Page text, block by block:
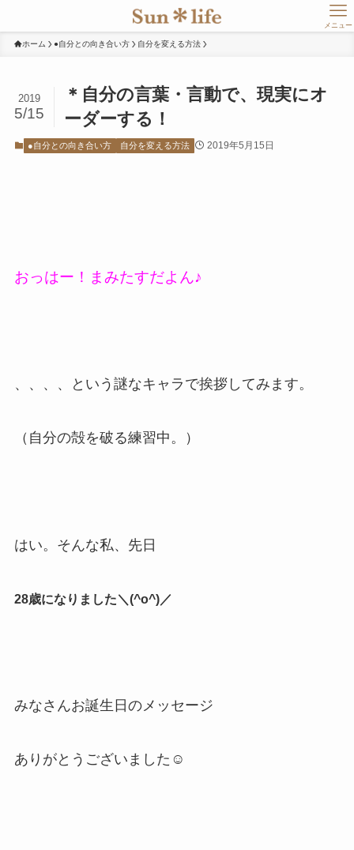
メニュー
ホーム ●自分との向き合い方 自分を変える方法
＊自分の言葉・言動で、現実にオ
ーダーする！
2019
5/15
●自分との向き合い方 自分を変える方法 2019年5月15日
おっはー！まみたすだよん♪
、、、、という謎なキャラで挨拶してみます。
（自分の殻を破る練習中。）
はい。そんな私、先日
28歳になりました＼(^o^)／
みなさんお誕生日のメッセージ
ありがとうございました☺️